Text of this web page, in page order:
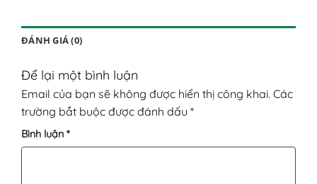
ĐÁNH GIÁ (0)
Để lại một bình luận
Email của bạn sẽ không được hiển thị công khai. Các
trường bắt buộc được đánh dấu *
Bình luận *